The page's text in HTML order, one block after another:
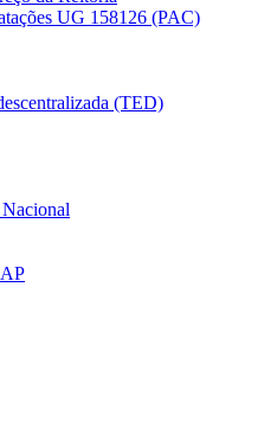
UG 158126 (PAC)
(TED)